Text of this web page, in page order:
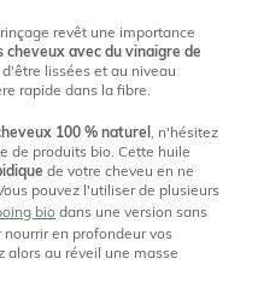
revêt une importance
cheveux avec du vinaigre de
lissées et au niveau
rapide dans la fibre.
100 % naturel , n'hésitez
de produits bio. Cette huile
de votre cheveu en ne
pouvez l'utiliser de plusieurs
biodans une version sans
en profondeur vos
alors au réveil une masse